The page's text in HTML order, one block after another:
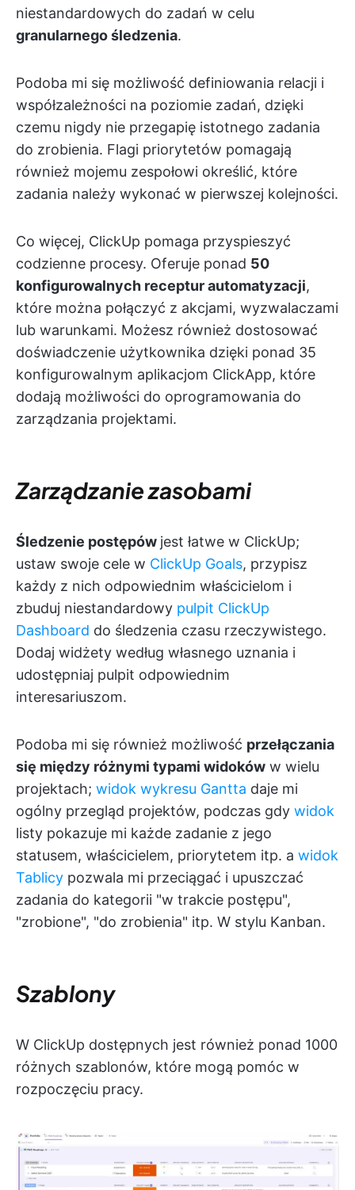
niestandardowych do zadań w celu
granularnego śledzenia.
Podoba mi się możliwość definiowania relacji i
współzależności na poziomie zadań, dzięki
czemu nigdy nie przegapię istotnego zadania
do zrobienia. Flagi priorytetów pomagają
również mojemu zespołowi określić, które
zadania należy wykonać w pierwszej kolejności.
Co więcej, ClickUp pomaga przyspieszyć
codzienne procesy. Oferuje ponad 50
konfigurowalnych receptur automatyzacji,
które można połączyć z akcjami, wyzwalaczami
lub warunkami. Możesz również dostosować
doświadczenie użytkownika dzięki ponad 35
konfigurowalnym aplikacjom ClickApp, które
dodają możliwości do oprogramowania do
zarządzania projektami.
Zarządzanie zasobami
Śledzenie postępów jest łatwe w ClickUp;
ustaw swoje cele w ClickUp Goals, przypisz
każdy z nich odpowiednim właścicielom i
zbuduj niestandardowy pulpit ClickUp
Dashboard do śledzenia czasu rzeczywistego.
Dodaj widżety według własnego uznania i
udostępniaj pulpit odpowiednim
interesariuszom.
Podoba mi się również możliwość przełączania
się między różnymi typami widoków w wielu
projektach; widok wykresu Gantta daje mi
ogólny przegląd projektów, podczas gdy widok
listy pokazuje mi każde zadanie z jego
statusem, właścicielem, priorytetem itp. a widok
Tablicy pozwala mi przeciągać i upuszczać
zadania do kategorii "w trakcie postępu",
"zrobione", "do zrobienia" itp. W stylu Kanban.
Szablony
W ClickUp dostępnych jest również ponad 1000
różnych szablonów, które mogą pomóc w
rozpoczęciu pracy.